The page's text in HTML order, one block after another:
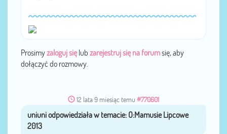
Prosimyzaloguj sięlub zarejestruj się na forumsię, aby
dołączyć do rozmowy.
12 lata 9 miesiąc temu #770601
przezuniuni